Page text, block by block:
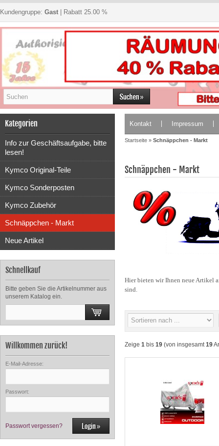
Kundengruppe: Gast | Rabatt 25.00 %
Kategorien
Info zur Geschäftsaufgabe, bitte
lesen!
Kymco Original-Teile
Kymco Sonderposten
Kymco Zubehör
Schnäppchen - Markt
Neue Artikel
Schnellkauf
Bitte geben Sie die Artikelnummer aus
unserem Katalog ein.
Willkommen zurück!
E-Mail-Adresse:
Passwort:
Passwort vergessen?
Kontakt Impressum
Startseite » Schnäppchen - Markt
Schnäppchen - Markt
Hier bieten wir Ihnen neue Artikel
sind.
Zeige 1 bis 19 (von insgesamt 19